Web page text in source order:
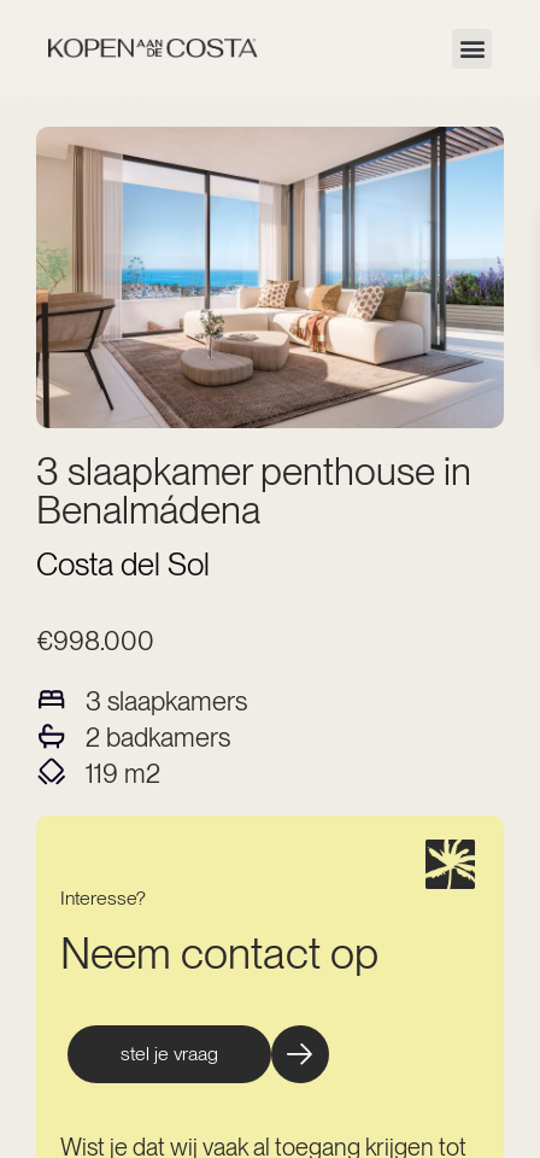
3 slaapkamer penthouse in
Benalmádena
Costa del Sol
€998.000
3 slaapkamers
2 badkamers
119 m2
Interesse?
Neem contact op
stel je vraag
Wist je dat wij vaak al toegang krijgen tot